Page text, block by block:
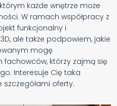
każde wnętrze może
W ramach współpracy z
funkcjonalny i
ale także podpowiem, jakie
mogę
którzy zajmą się
Interesuje Cię taka
szczegółami oferty.